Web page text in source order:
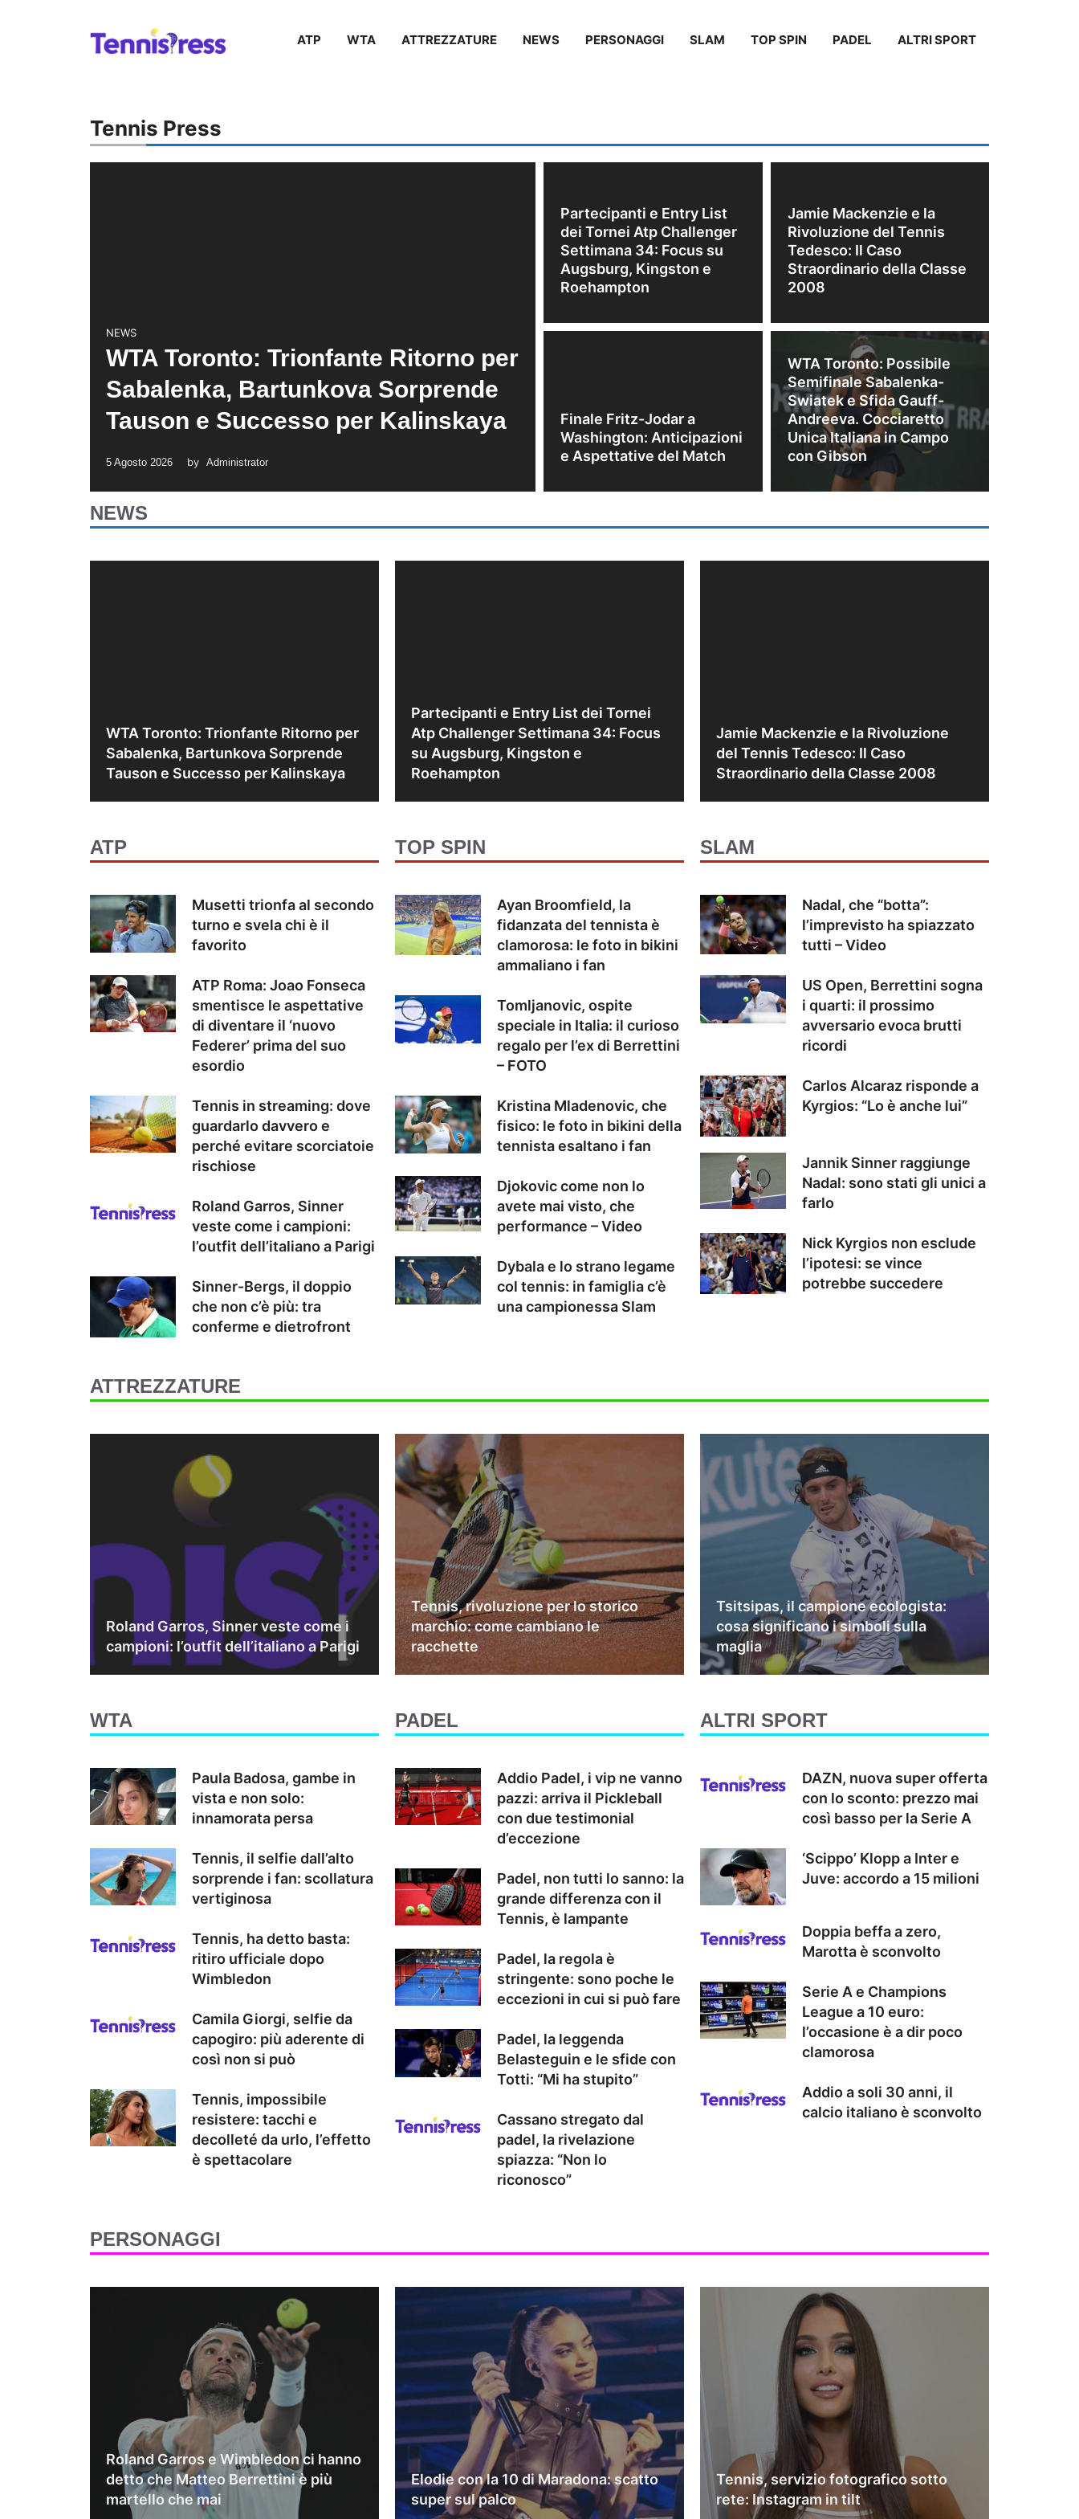
ATP WTA ATTREZZATURE NEWS PERSONAGGI SLAM TOP SPIN PADEL ALTRI SPORT
Tennis Press
NEWS
WTA Toronto: Trionfante Ritorno per
Sabalenka, Bartunkova Sorprende
Tauson e Successo per Kalinskaya
5 Agosto 2026 by Administrator
Partecipanti e Entry List
dei Tornei Atp Challenger
Settimana 34: Focus su
Augsburg, Kingston e
Roehampton
Jamie Mackenzie e la
Rivoluzione del Tennis
Tedesco: Il Caso
Straordinario della Classe
2008
Finale Fritz-Jodar a
Washington: Anticipazioni
e Aspettative del Match
WTA Toronto: Possibile
Semifinale Sabalenka-
Swiatek e Sfida Gauff-
Andreeva. Cocciaretto
Unica Italiana in Campo
con Gibson
NEWS
WTA Toronto: Trionfante Ritorno per
Sabalenka, Bartunkova Sorprende
Tauson e Successo per Kalinskaya
Partecipanti e Entry List dei Tornei
Atp Challenger Settimana 34: Focus
su Augsburg, Kingston e
Roehampton
Jamie Mackenzie e la Rivoluzione
del Tennis Tedesco: Il Caso
Straordinario della Classe 2008
ATP
Musetti trionfa al secondo
turno e svela chi è il
favorito
ATP Roma: Joao Fonseca
smentisce le aspettative
di diventare il ‘nuovo
Federer’ prima del suo
esordio
Tennis in streaming: dove
guardarlo davvero e
perché evitare scorciatoie
rischiose
Roland Garros, Sinner
veste come i campioni:
l’outfit dell’italiano a Parigi
Sinner-Bergs, il doppio
che non c’è più: tra
conferme e dietrofront
TOP SPIN
Ayan Broomfield, la
fidanzata del tennista è
clamorosa: le foto in bikini
ammaliano i fan
Tomljanovic, ospite
speciale in Italia: il curioso
regalo per l’ex di Berrettini
– FOTO
Kristina Mladenovic, che
fisico: le foto in bikini della
tennista esaltano i fan
Djokovic come non lo
avete mai visto, che
performance – Video
Dybala e lo strano legame
col tennis: in famiglia c’è
una campionessa Slam
SLAM
Nadal, che “botta”:
l’imprevisto ha spiazzato
tutti – Video
US Open, Berrettini sogna
i quarti: il prossimo
avversario evoca brutti
ricordi
Carlos Alcaraz risponde a
Kyrgios: “Lo è anche lui”
Jannik Sinner raggiunge
Nadal: sono stati gli unici a
farlo
Nick Kyrgios non esclude
l’ipotesi: se vince
potrebbe succedere
ATTREZZATURE
Roland Garros, Sinner veste come i
campioni: l’outfit dell’italiano a Parigi
Tennis, rivoluzione per lo storico
marchio: come cambiano le
racchette
Tsitsipas, il campione ecologista:
cosa significano i simboli sulla
maglia
WTA
Paula Badosa, gambe in
vista e non solo:
innamorata persa
Tennis, il selfie dall’alto
sorprende i fan: scollatura
vertiginosa
Tennis, ha detto basta:
ritiro ufficiale dopo
Wimbledon
Camila Giorgi, selfie da
capogiro: più aderente di
così non si può
Tennis, impossibile
resistere: tacchi e
decolleté da urlo, l’effetto
è spettacolare
PADEL
Addio Padel, i vip ne vanno
pazzi: arriva il Pickleball
con due testimonial
d’eccezione
Padel, non tutti lo sanno: la
grande differenza con il
Tennis, è lampante
Padel, la regola è
stringente: sono poche le
eccezioni in cui si può fare
Padel, la leggenda
Belasteguin e le sfide con
Totti: “Mi ha stupito”
Cassano stregato dal
padel, la rivelazione
spiazza: “Non lo
riconosco”
ALTRI SPORT
DAZN, nuova super offerta
con lo sconto: prezzo mai
così basso per la Serie A
‘Scippo’ Klopp a Inter e
Juve: accordo a 15 milioni
Doppia beffa a zero,
Marotta è sconvolto
Serie A e Champions
League a 10 euro:
l’occasione è a dir poco
clamorosa
Addio a soli 30 anni, il
calcio italiano è sconvolto
PERSONAGGI
Roland Garros e Wimbledon ci hanno
detto che Matteo Berrettini è più
martello che mai
Elodie con la 10 di Maradona: scatto
super sul palco
Tennis, servizio fotografico sotto
rete: Instagram in tilt